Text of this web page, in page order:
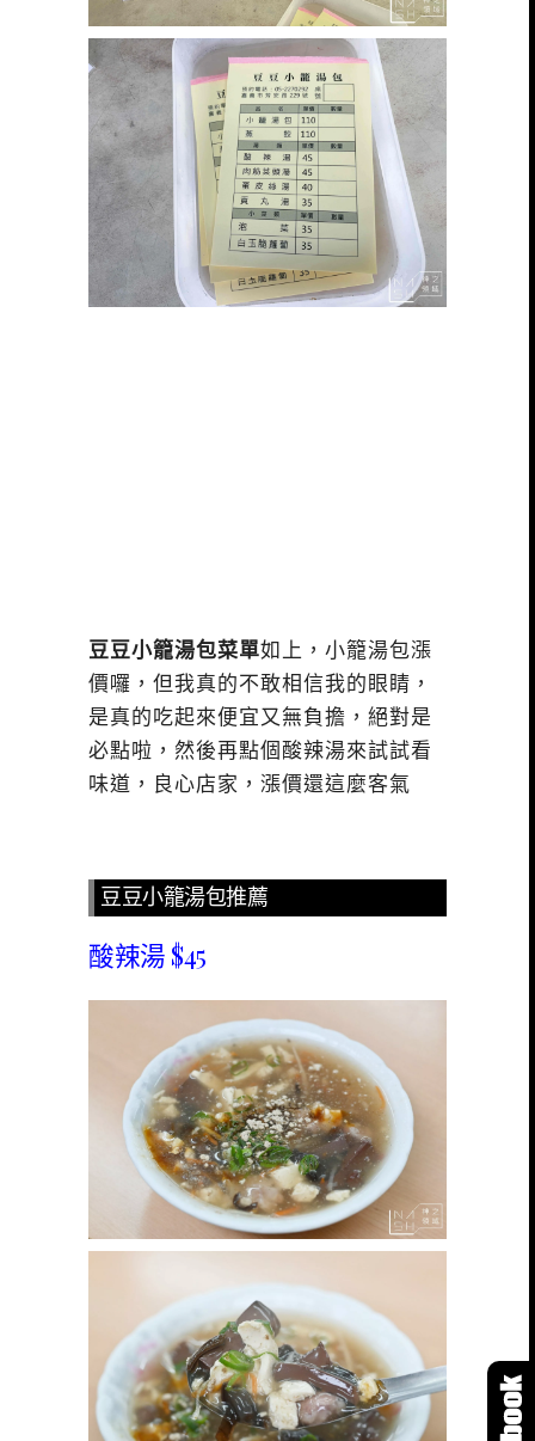
豆豆小籠湯包菜單如上，小籠湯包漲
價囉，但我真的不敢相信我的眼睛，
是真的吃起來便宜又無負擔，絕對是
必點啦，然後再點個酸辣湯來試試看
味道，良心店家，漲價還這麼客氣
豆豆小籠湯包推薦
酸辣湯 $45